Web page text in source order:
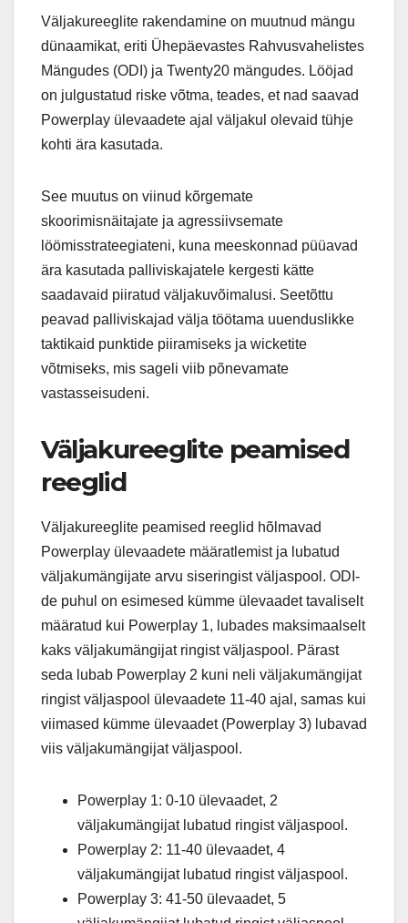
Väljakureeglite rakendamine on muutnud mängu
dünaamikat, eriti Ühepäevastes Rahvusvahelistes
Mängudes (ODI) ja Twenty20 mängudes. Lööjad
on julgustatud riske võtma, teades, et nad saavad
Powerplay ülevaadete ajal väljakul olevaid tühje
kohti ära kasutada.
See muutus on viinud kõrgemate
skoorimisnäitajate ja agressiivsemate
löömisstrateegiateni, kuna meeskonnad püüavad
ära kasutada palliviskajatele kergesti kätte
saadavaid piiratud väljakuvõimalusi. Seetõttu
peavad palliviskajad välja töötama uuenduslikke
taktikaid punktide piiramiseks ja wicketite
võtmiseks, mis sageli viib põnevamate
vastasseisudeni.
Väljakureeglite peamised
reeglid
Väljakureeglite peamised reeglid hõlmavad
Powerplay ülevaadete määratlemist ja lubatud
väljakumängijate arvu siseringist väljaspool. ODI-
de puhul on esimesed kümme ülevaadet tavaliselt
määratud kui Powerplay 1, lubades maksimaalselt
kaks väljakumängijat ringist väljaspool. Pärast
seda lubab Powerplay 2 kuni neli väljakumängijat
ringist väljaspool ülevaadete 11-40 ajal, samas kui
viimased kümme ülevaadet (Powerplay 3) lubavad
viis väljakumängijat väljaspool.
Powerplay 1: 0-10 ülevaadet, 2
väljakumängijat lubatud ringist väljaspool.
Powerplay 2: 11-40 ülevaadet, 4
väljakumängijat lubatud ringist väljaspool.
Powerplay 3: 41-50 ülevaadet, 5